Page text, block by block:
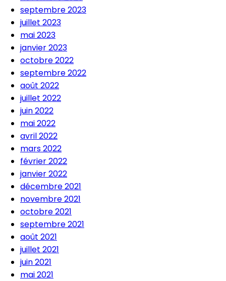
septembre 2023
juillet 2023
mai 2023
janvier 2023
octobre 2022
septembre 2022
août 2022
juillet 2022
juin 2022
mai 2022
avril 2022
mars 2022
février 2022
janvier 2022
décembre 2021
novembre 2021
octobre 2021
septembre 2021
août 2021
juillet 2021
juin 2021
mai 2021